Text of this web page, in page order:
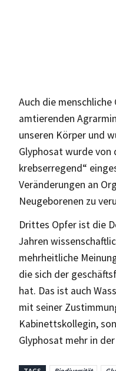
Auch die
amtierenden
unseren Körper und
Glyphosat wurde
krebserregend“
Veränderungen an
Neugeborenen zu
Drittes Opfer ist die
Jahren
mehrheitliche
die sich der
hat. Das ist auch
mit seiner
Kabinettskollegin,
Glyphosat mehr in